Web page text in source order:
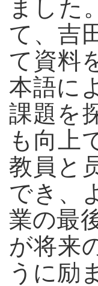
ました
て、吉
て資料
本語に
課題を
も向上
教員と
でき、
業の最
が将来
うに励